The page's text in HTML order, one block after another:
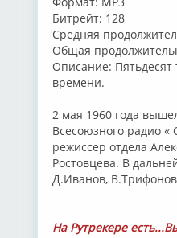
Битрейт: 128
Средняя
Общая
Описание:
времени.
2 мая 1960 года
Всесоюзного радио
режиссер отдела
Ростовцева. В
Д.Иванов,
На Рутрекере